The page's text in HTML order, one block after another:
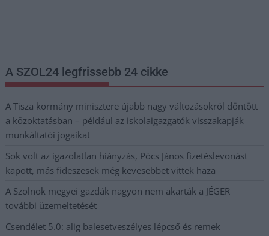
A SZOL24 legfrissebb 24 cikke
A Tisza kormány minisztere újabb nagy változásokról döntött
a közoktatásban – például az iskolaigazgatók visszakapják
munkáltatói jogaikat
Sok volt az igazolatlan hiányzás, Pócs János fizetéslevonást
kapott, más fideszesek még kevesebbet vittek haza
A Szolnok megyei gazdák nagyon nem akarták a JÉGER
további üzemeltetését
Csendélet 5.0: alig balesetveszélyes lépcső és remek